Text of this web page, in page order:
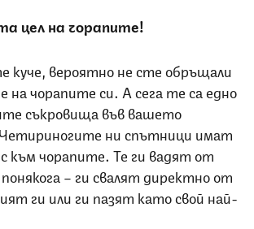
цел на чорапите!
куче, вероятно не сте обръщали
на чорапите си. А сега те са едно
съкровища във вашето
ни спътници имат
към чорапите. Те ги вадят от
– ги свалят директно от
ги или ги пазят като свой най-